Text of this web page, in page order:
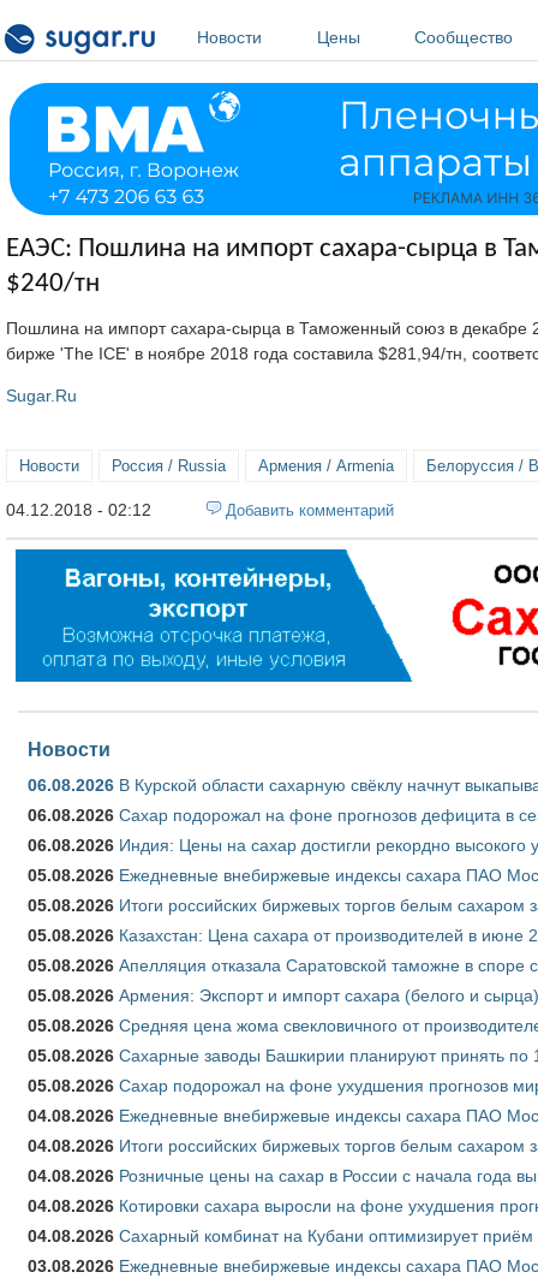
Новости
Цены Сообщество
ЕАЭС: Пошлина на импорт сахара-сырца в
$240/тн
Пошлина на импорт сахара-сырца в Таможенный союз в декабре
бирже 'The ICE' в ноябре 2018 года составила $281,94/тн,
Sugar.Ru
Новости Россия / Russia Армения / Armenia Белоруссия /
04.12.2018 - 02:12 Добавить комментарий
Новости
06.08.2026 В Курской области сахарную свёклу начнут
06.08.2026 Сахар подорожал на фоне прогнозов дефицита в
06.08.2026 Индия: Цены на сахар достигли рекордно высокого
05.08.2026 Ежедневные внебиржевые индексы сахара ПАО
05.08.2026 Итоги российских биржевых торгов белым сахаром
05.08.2026 Казахстан: Цена сахара от производителей в июне
05.08.2026 Апелляция отказала Саратовской таможне в
05.08.2026 Армения: Экспорт и импорт сахара (белого и
05.08.2026 Средняя цена жома свекловичного от
05.08.2026 Сахарные заводы Башкирии планируют принять по
05.08.2026 Сахар подорожал на фоне ухудшения прогнозов
04.08.2026 Ежедневные внебиржевые индексы сахара ПАО
04.08.2026 Итоги российских биржевых торгов белым сахаром
04.08.2026 Розничные цены на сахар в России с начала года
04.08.2026 Котировки сахара выросли на фоне ухудшения
04.08.2026 Сахарный комбинат на Кубани оптимизирует приём
03.08.2026 Ежедневные внебиржевые индексы сахара ПАО